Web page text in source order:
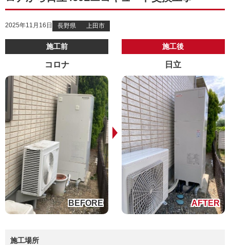
2025年11月16日 長野県 上田市
施工前
コロナ
施工後
日立
施工場所